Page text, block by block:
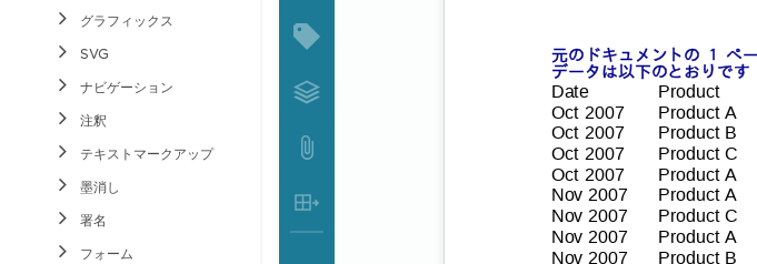
グラフィックス
SVG
ナビゲーション
注釈
テキストマークアップ
墨消し
署名
フォーム